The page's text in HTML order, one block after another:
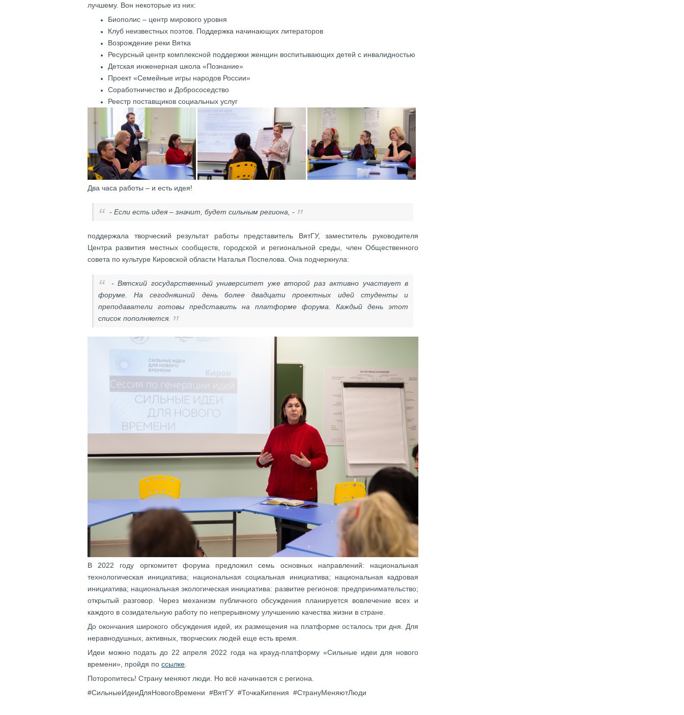
лучшему. Вон некоторые из них:
Биополис – центр мирового уровня
Клуб неизвестных поэтов. Поддержка начинающих литераторов
Возрождение реки Вятка
Ресурсный центр комплексной поддержки женщин воспитывающих детей с инвалидностью
Детская инженерная школа «Познание»
Проект «Семейные игры народов России»
Соработничество и Добрососедство
Реестр поставщиков социальных услуг
Два часа работы – и есть идея!
- Если есть идея – значит, будет сильным региона, -
поддержала творческий результат работы представитель ВятГУ, заместитель руководителя
Центра развития местных сообществ, городской и региональной среды, член Общественного
совета по культуре Кировской области Наталья Поспелова. Она подчеркнула:
- Вятский государственный университет уже второй раз активно участвует в
форуме. На сегодняшний день более двадцати проектных идей студенты и
преподаватели готовы представить на платформе форума. Каждый день этот
список пополняется.
В 2022 году оргкомитет форума предложил семь основных направлений: национальная
технологическая инициатива; национальная социальная инициатива; национальная кадровая
инициатива; национальная экологическая инициатива: развитие регионов: предпринимательство;
открытый разговор. Через механизм публичного обсуждения планируется вовлечение всех и
каждого в созидательную работу по непрерывному улучшению качества жизни в стране.
До окончания широкого обсуждения идей, их размещения на платформе осталось три дня. Для
неравнодушных, активных, творческих людей еще есть время.
Идеи можно подать до 22 апреля 2022 года на крауд-платформу «Сильные идеи для нового
времени», пройдя по ссылке
Поторопитесь! Страну меняют люди. Но всё начинается с региона.
#СильныеИдеиДляНовогоВремени #ВятГУ #ТочкаКипения #СтрануМеняютЛюди